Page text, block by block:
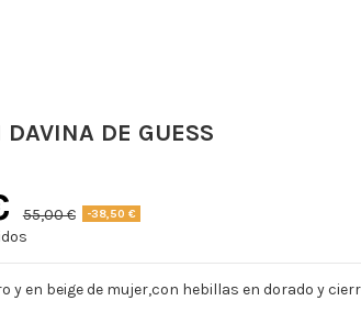
DE GUESS
55,00 € -38,50 €
y en beige de mujer,con hebillas en dorado y